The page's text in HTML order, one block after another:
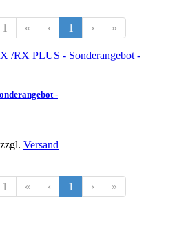
« ‹ 1 › »
-
Versand
« ‹ 1 › »